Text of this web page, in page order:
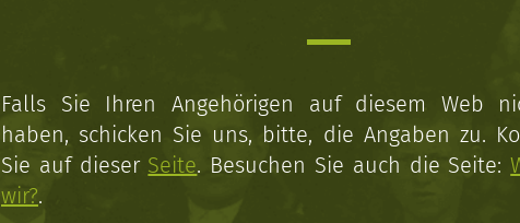
Falls Sie Ihren Angehörigen auf diesem Web
haben, schicken Sie uns, bitte, die Angaben zu.
Sie auf dieser Seite. Besuchen Sie auch die Seite:
wir?.